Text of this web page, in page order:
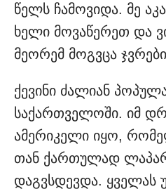
წელს ჩამოვიდა. მე
ხელი მოვაწერეთ და
მეორემ მოგვცა
ქევინი ძალიან
საქართველოში. იმ
ამერიკელი იყო,
თან ქართულად
დაგვსდევდა. ყველას